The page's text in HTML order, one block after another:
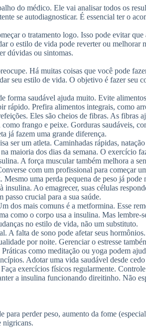
do médico. Ele vai analisar todos os
se autodiagnosticar. É essencial ter o
o tratamento logo. Isso pode evitar
o estilo de vida pode reverter ou melhorar
dúvidas ou sintomas.
Há muitas coisas que você pode
seu estilo de vida. O objetivo é fazer seu
forma saudável ajuda muito. Evite
rápido. Prefira alimentos integrais, como
Eles são cheios de fibras. As fibras
frango e peixe. Gorduras saudáveis,
já fazem uma grande diferença.
ser um atleta. Caminhadas rápidas,
maioria dos dias da semana. O exercício
A força muscular também melhora a
com um profissional para começar
uma perda pequena de peso já
insulina. Ao emagrecer, suas células
crucial para a sua saúde.
dos mais comuns é a metformina. Esse
como o corpo usa a insulina. Mas lembre-
no estilo de vida, não um substituto.
A falta de sono pode afetar seus
por noite. Gerenciar o estresse
como meditação ou yoga podem
Adotar uma vida saudável desde
exercícios físicos regularmente.
a insulina funcionando direitinho. Não
perder peso, aumento da fome
nigricans.